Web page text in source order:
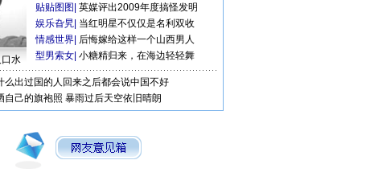
水
贴贴图图 英媒评出2009年度搞怪发明
娱乐旮旯 当红明星不仅仅是名利双收
情感世界 后悔嫁给这样一个山西男人
型男索女 小糖精归来，在海边轻轻舞
么出过国的人回来之后都会说中国不好
自己的旗袍照 暴雨过后天空依旧晴朗